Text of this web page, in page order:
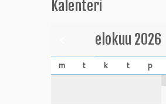
Kalenteri
elokuu 2026
m t k t p